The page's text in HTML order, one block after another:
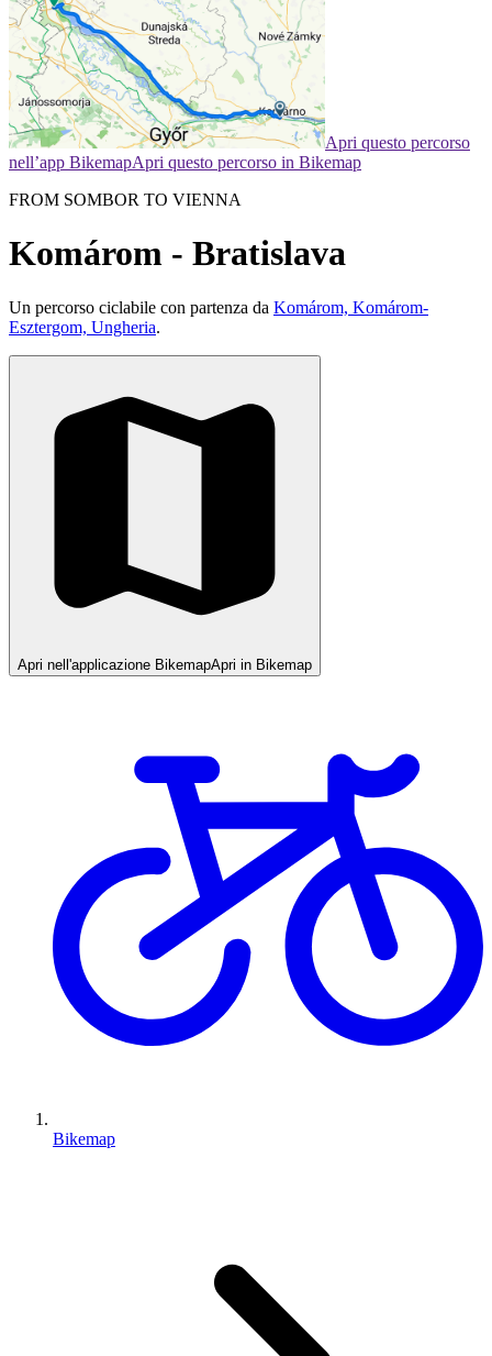
Apri questo percorso
nell’app BikemapApri questo percorso in Bikemap
FROM SOMBOR TO VIENNA
Komárom - Bratislava
Un percorso ciclabile con partenza da Komárom, Komárom-
Esztergom, Ungheria.
Apri nell'applicazione BikemapApri in Bikemap
Bikemap